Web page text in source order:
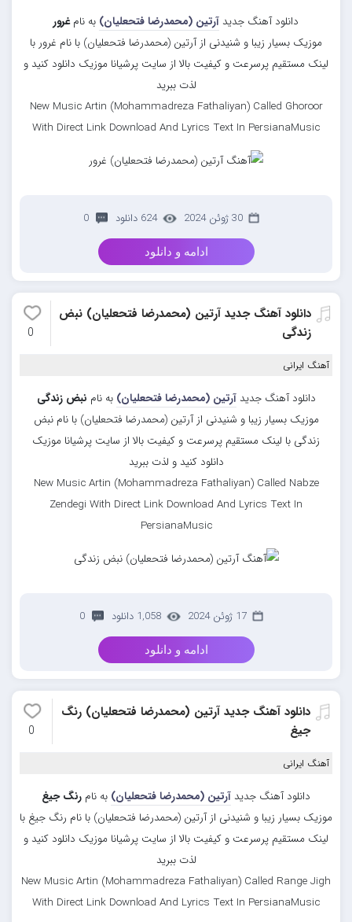
دانلود آهنگ جدید آرتین (محمدرضا فتحعلیان) به نامغرور
موزیک بسیار زیبا و شنیدنی از آرتین (محمدرضا فتحعلیان) با نام غرور با
لینک مستقیم پرسرعت و کیفیت بالا از سایت پرشیانا موزیک دانلود کنید و
لذت ببرید
New Music Artin (Mohammadreza Fathaliyan) Called Ghoroor
With Direct Link Download And Lyrics Text In PersianaMusic
30 ژوئن 2024 624 دانلود 0
ادامه و دانلود
دانلود آهنگ جدید آرتین (محمدرضا فتحعلیان) نبض
زندگی
0
آهنگ ایرانی
دانلود آهنگ جدیدآرتین (محمدرضا فتحعلیان) به نام نبض زندگی
موزیک بسیار زیبا و شنیدنی از آرتین (محمدرضا فتحعلیان) با نام نبض
زندگی با لینک مستقیم پرسرعت و کیفیت بالا از سایت پرشیانا موزیک
دانلود کنید و لذت ببرید
New Music Artin (Mohammadreza Fathaliyan) Called Nabze
Zendegi With Direct Link Download And Lyrics Text In
PersianaMusic
17 ژوئن 2024 1,058 دانلود 0
ادامه و دانلود
دانلود آهنگ جدید آرتین (محمدرضا فتحعلیان) رنگ
جیغ
0
آهنگ ایرانی
دانلود آهنگ جدید آرتین (محمدرضا فتحعلیان) به نام رنگ جیغ
موزیک بسیار زیبا و شنیدنی از آرتین (محمدرضا فتحعلیان) با نام رنگ جیغ با
لینک مستقیم پرسرعت و کیفیت بالا از سایت پرشیانا موزیک دانلود کنید و
لذت ببرید
New Music Artin (Mohammadreza Fathaliyan) Called Range Jigh
With Direct Link Download And Lyrics Text In PersianaMusic